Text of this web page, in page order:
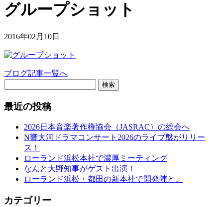
グループショット
2016年02月10日
ブログ記事一覧へ
検索
最近の投稿
2026日本音楽著作権協会（JASRAC）の総会へ
N響大河ドラマコンサート2026のライブ盤がリリー
ス！
ローランド浜松本社で濃厚ミーティング
なんと大野知事がゲスト出演！
ローランド浜松・都田の新本社で開発陣と。
カテゴリー